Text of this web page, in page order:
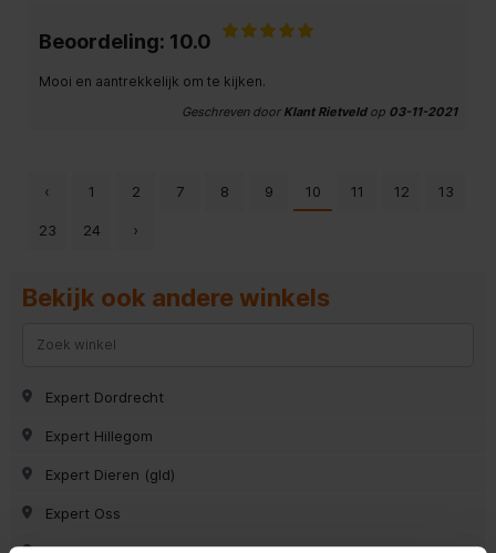
Beoordeling: 10.0
Mooi en aantrekkelijk om te kijken.
Geschreven door Klant Rietveldop 03-11-2021
‹ 1 2 7 8 9 10 11 12 13
23 24 ›
Bekijk ook andere winkels
Expert Dordrecht
Expert Hillegom
Expert Dieren (gld)
Expert Oss